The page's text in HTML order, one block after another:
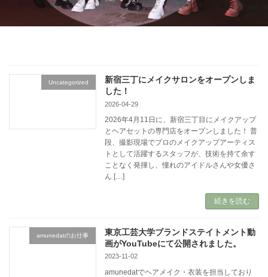
Uncategorized
新宿三丁にメイクサロンをオープンしま
した！
2026-04-29
2026年4月11日に、新宿三丁目にメイクアップ
とヘアセットの専門店をオープンしました！ 普
段、撮影現場でプロのメイクアップアーティス
トとして活躍するスタッフが、技術を持て余す
ことなく発揮し、憧れのアイドルさんや女優さ
ん […]
続きを読む
amunedatのお仕事
東京工芸大学ブランドステイトメント動
画がYouTubeにて公開されました。
2023-11-02
amunedatでヘアメイク・衣装を担当しており